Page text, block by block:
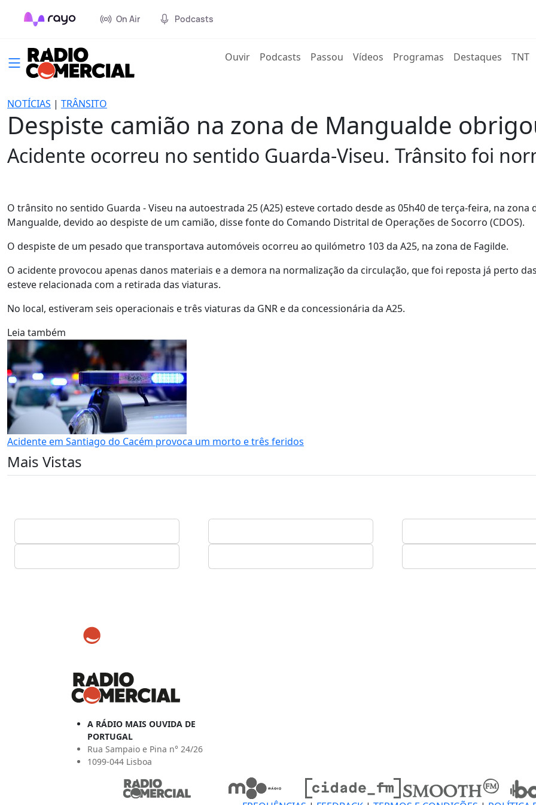
On Air Podcasts
Ouvir(current)
Podcasts Passou Vídeos Programas Destaques TNT
NOTÍCIAS | TRÂNSITO
Despiste camião na zona de Mangualde
Acidente ocorreu no sentido Guarda-Viseu. Trânsito foi
O trânsito no sentido Guarda - Viseu na autoestrada 25 (A25) esteve cortado desde as 05h40 de terça-feira, na zona
Mangualde, devido ao despiste de um camião, disse fonte do Comando Distrital de Operações de Socorro (CDOS).
O despiste de um pesado que transportava automóveis ocorreu ao quilómetro 103 da A25, na zona de Fagilde.
O acidente provocou apenas danos materiais e a demora na normalização da circulação, que foi reposta já perto
esteve relacionada com a retirada das viaturas.
No local, estiveram seis operacionais e três viaturas da GNR e da concessionária da A25.
Leia também
Acidente em Santiago do Cacém provoca um morto e três feridos
Mais Vistas
A RÁDIO MAIS OUVIDA DE
PORTUGAL
Rua Sampaio e Pina n° 24/26
1099-044 Lisboa